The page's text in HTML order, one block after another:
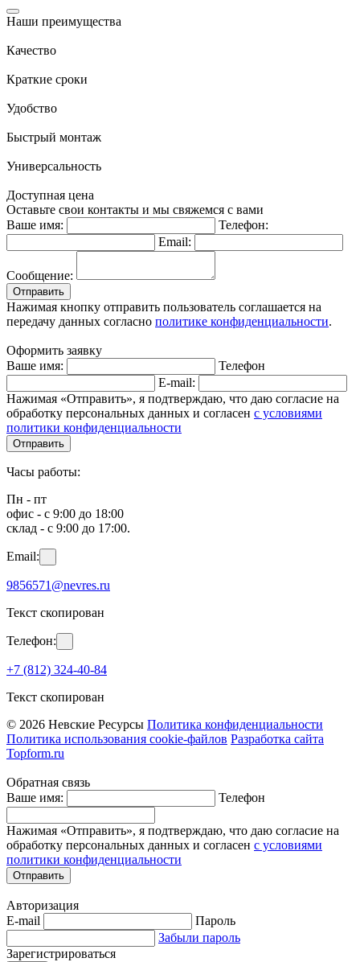
Наши преимущества
Качество
Краткие сроки
Удобство
Быстрый монтаж
Универсальность
Доступная цена
Оставьте свои контакты и мы свяжемся с вами
Ваше имя:
Телефон:
Email:
Сообщение:
Отправить
Нажимая кнопку отправить пользователь соглашается на
передачу данных согласно политике конфиденциальности.
Оформить заявку
Ваше имя:
Телефон
E-mail:
Нажимая «Отправить», я подтверждаю, что даю согласие на
обработку персональных данных и согласен с условиями
политики конфиденциальности
Отправить
Часы работы:
Пн - пт
офис - с 9:00 до 18:00
склад - с 9:00 до 17:00.
Email:
9856571@nevres.ru
Текст скопирован
Телефон:
+7 (812) 324-40-84
Текст скопирован
© 2026 Невские Ресурсы Политика конфиденциальности
Политика использования cookie-файлов Разработка сайта
Topform.ru
Обратная связь
Ваше имя:
Телефон
Нажимая «Отправить», я подтверждаю, что даю согласие на
обработку персональных данных и согласен с условиями
политики конфиденциальности
Отправить
Авторизация
E-mail
Пароль
Забыли пароль
Зарегистрироваться